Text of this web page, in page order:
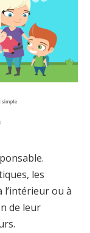
les
ou à
de leur